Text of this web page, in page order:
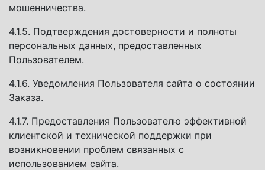
мошенничества.
4.1.5. Подтверждения достоверности и полноты
персональных данных, предоставленных
Пользователем.
4.1.6. Уведомления Пользователя сайта о состоянии
Заказа.
4.1.7. Предоставления Пользователю эффективной
клиентской и технической поддержки при
возникновении проблем связанных с
использованием сайта.